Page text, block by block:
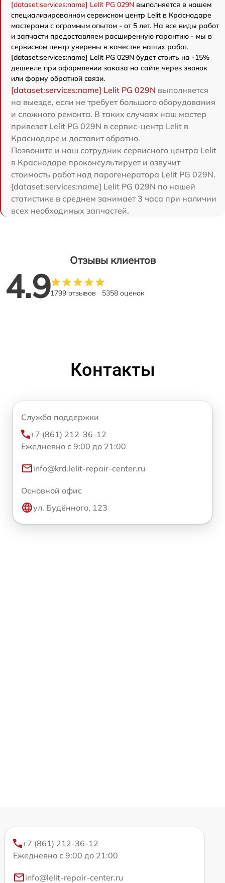
[dataset:services:name] Lelit PG 029N выполняется в нашем
специализированном сервисном центр Lelit в Краснодаре
мастерами с огромным опытом - от 5 лет. На все виды работ
и запчасти предоставляем расширенную гарантию - мы в
сервисном центр уверены в качестве наших работ.
[dataset:services:name] Lelit PG 029N будет стоить на -15%
дешевле при оформлении заказа на сайте через звонок
или форму обратной связи.
[dataset:services:name] Lelit PG 029N выполняется
на выезде, если не требует большого оборудования
и сложного ремонта. В таких случаях наш мастер
привезет Lelit PG 029N в сервис-центр Lelit в
Краснодаре и доставит обратно.
Позвоните и наш сотрудник сервисного центра Lelit
в Краснодаре проконсультирует и озвучит
стоимость работ над парогенератора Lelit PG 029N.
[dataset:services:name] Lelit PG 029N по нашей
статистике в среднем занимает 3 часа при наличии
всех необходимых запчастей.
Отзывы клиентов
4.91799 отзывов 5358 оценок
Контакты
Служба поддержки
+7 (861) 212-36-12
Ежедневно с 9:00 до 21:00
info@krd.lelit-repair-center.ru
Основной офис
ул. Будённого, 123
+7 (861) 212-36-12
Ежедневно с 9:00 до 21:00
info@lelit-repair-center.ru